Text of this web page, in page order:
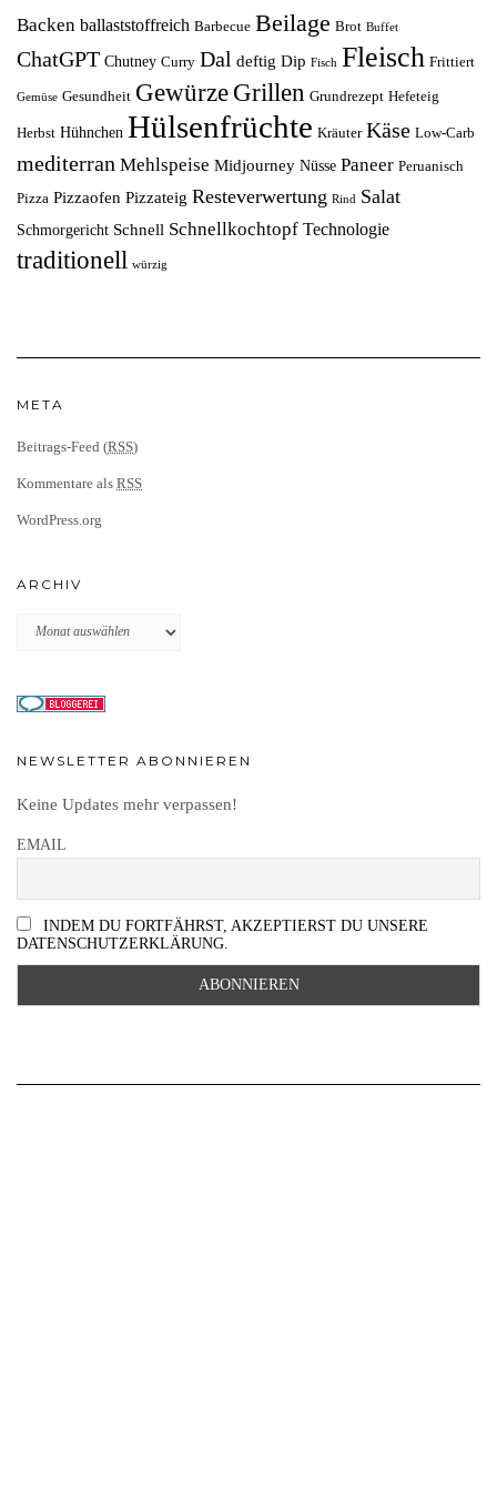
Backen ballaststoffreich Barbecue Beilage Brot Buffet
ChatGPT Chutney Curry Dal deftig Dip Fisch Fleisch Frittiert
Gemüse Gesundheit Gewürze Grillen Grundrezept Hefeteig
Herbst Hühnchen Hülsenfrüchte Kräuter Käse Low-Carb
mediterran Mehlspeise Midjourney Nüsse Paneer Peruanisch
Pizza Pizzaofen Pizzateig Resteverwertung Rind Salat
Schmorgericht Schnell Schnellkochtopf Technologie
traditionell würzig
META
Beitrags-Feed (RSS)
Kommentare als RSS
WordPress.org
ARCHIV
Archiv
NEWSLETTER ABONNIEREN
Keine Updates mehr verpassen!
EMAIL
INDEM DU FORTFÄHRST, AKZEPTIERST DU UNSERE
DATENSCHUTZERKLÄRUNG.